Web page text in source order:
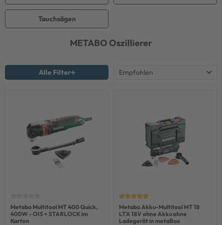
Tauchsägen
METABOOszillierer
Alle Filter
Metabo Multitool MT 400 Quick,
400W - OIS + STARLOCK im
Karton
Metabo Akku-Multitool MT 18
LTX 18V ohne Akku ohne
Ladegerät in metaBox